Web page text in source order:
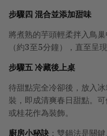
步驟四 混合並添加甜味
將煮熟的芋頭輕柔拌入鳥
（約3至5分鐘），直至呈
步驟五 冷藏後上桌
待甜點完全冷卻後，放入
裝，即成清爽春日甜點。
或桂花作為裝飾。
廚房小秘訣 ：雙鍋法是關